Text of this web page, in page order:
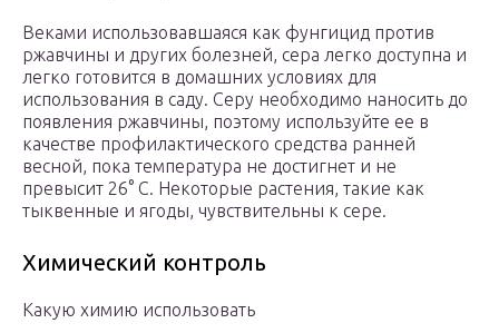
Веками использовавшаяся как фунгицид против
ржавчины и других болезней, сера легко доступна и
легко готовится в домашних условиях для
использования в саду. Серу необходимо наносить до
появления ржавчины, поэтому используйте ее в
качестве профилактического средства ранней
весной, пока температура не достигнет и не
превысит 26° C. Некоторые растения, такие как
тыквенные и ягоды, чувствительны к сере.
Химический контроль
Какую химию использовать